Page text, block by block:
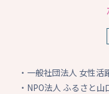
・一般社団法人 女性活
・NPO法人 ふるさと